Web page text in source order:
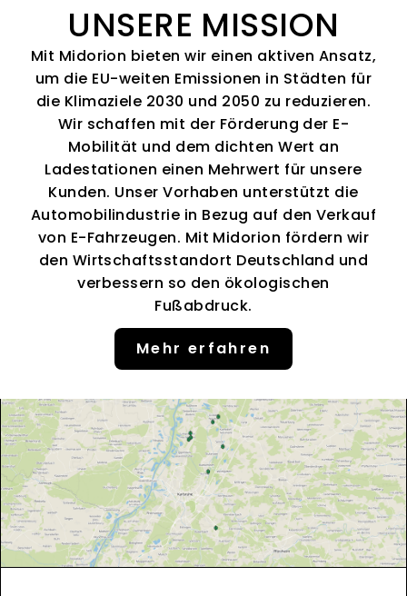
UNSERE MISSION
Mit Midorion bieten wir einen aktiven Ansatz,
um die EU-weiten Emissionen in Städten für
die Klimaziele 2030 und 2050 zu reduzieren.
Wir schaffen mit der Förderung der E-
Mobilität und dem dichten Wert an
Ladestationen einen Mehrwert für unsere
Kunden. Unser Vorhaben unterstützt die
Automobilindustrie in Bezug auf den Verkauf
von E-Fahrzeugen. Mit Midorion fördern wir
den Wirtschaftsstandort Deutschland und
verbessern so den ökologischen
Fußabdruck.
Mehr erfahren